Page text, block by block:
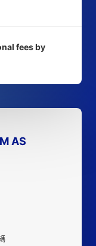
fees by
AS